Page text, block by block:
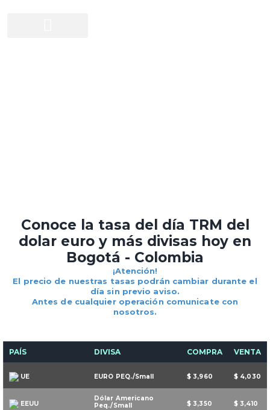
Conoce la tasa del día TRM del
dolar euro y más divisas hoy en
Bogotá - Colombia
¡Atención!
El precio de nuestras tasas podrán cambiar durante el
día sin previo aviso.
Antes de cualquier operación comunicate con
nosotros.
PAÍS DIVISA COMPRA VENTA
UE EURO PEQ./Small $ 3,960 $ 4,030
EEUU
Dólar Americano
Peq./Small
$ 3,350 $ 3,410